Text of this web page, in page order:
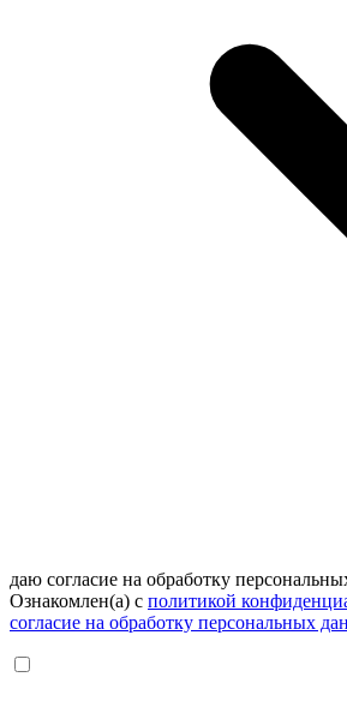
даю согласие на обработку
Ознакомлен(а) с политикой
согласие на обработку персональных